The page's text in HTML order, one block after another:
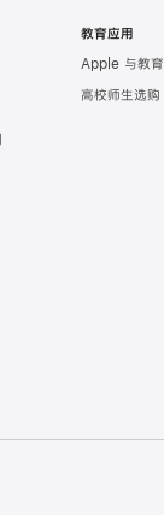
教育应用
Apple 与教育
高校师生选购